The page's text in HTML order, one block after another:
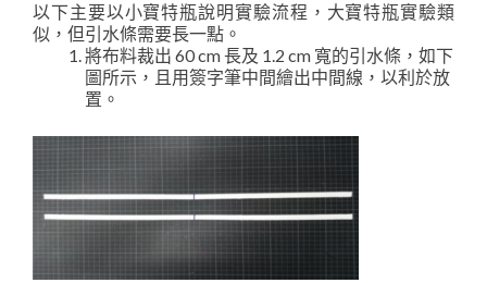
以下主要以小寶特瓶說明實驗流程，大寶特瓶實驗類
似，但引水條需要長一點。
將布料裁出 60 cm 長及 1.2 cm 寬的引水條，如下
圖所示，且用簽字筆中間繪出中間線，以利於放
置。